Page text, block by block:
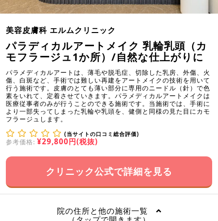
美容皮膚科 エルムクリニック
パラディカルアートメイク 乳輪乳頭（カ
モフラージュ1か所）/自然な仕上がりに
パラメディカルアートは、薄毛や脱毛症、切除した乳房、外傷、火
傷、白斑など、手術では難しい再建をアートメイクの技術を用いて
行う施術です。皮膚のとても薄い部分に専用のニードル（針）で色
素をいれて、定着させていきます。パラメディカルアートメイクは
医療従事者のみが行うことのできる施術です。当施術では、手術に
より一部失ってしまった乳輪や乳頭を、健側と同様の見た目にカモ
フラージュします。
(当サイトの口コミ総合評価)
参考価格: ¥29,800円(税抜)
クリニック公式で詳細を見る
院の住所と他の施術一覧